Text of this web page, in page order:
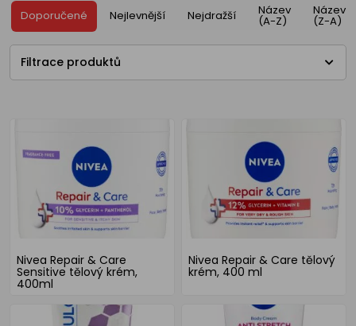
Doporučené Nejlevnější Nejdražší Název
(A-Z)
Název
(Z-A)
Filtrace produktů
Nivea Repair & Care
Sensitive tělový krém,
400ml
Nivea Repair & Care tělový
krém, 400 ml